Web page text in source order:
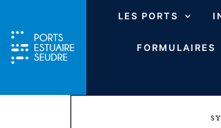
LES PORTS
FORMULAIRES